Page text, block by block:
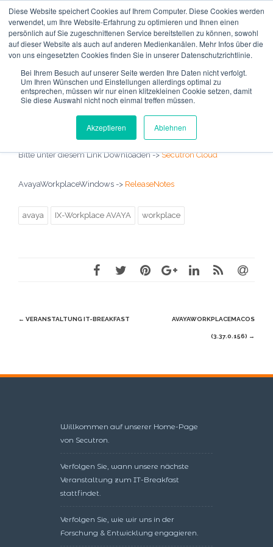
Diese Website speichert Cookies auf Ihrem Computer. Diese Cookies werden
verwendet, um Ihre Website-Erfahrung zu optimieren und Ihnen einen
persönlich auf Sie zugeschnittenen Service bereitstellen zu können, sowohl
auf dieser Website als auch auf anderen Medienkanälen. Mehr Infos über die
von uns eingesetzten Cookies finden Sie in unserer Datenschutzrichtlinie.
Bei Ihrem Besuch auf unserer Seite werden Ihre Daten nicht verfolgt.
Um Ihren Wünschen und Einstellungen allerdings optimal zu
entsprechen, müssen wir nur einen klitzekleinen Cookie setzen, damit
Sie diese Auswahl nicht noch einmal treffen müssen.
Akzeptieren Ablehnen
AvayaWorkplaceWindows (3.37.0.156)
neue Version Avaya XI-Workplace Setup 3.37.0.156.26
Bitte unter diesem Link Downloaden ->Secutron Cloud
AvayaWorkplaceWindows -> ReleaseNotes
avaya IX-Workplace AVAYA workplace
Beitragsnavigation
← VERANSTALTUNG IT-BREAKFAST AVAYAWORKPLACEMACOS
(3.37.0.156) →
Willkommen auf unserer Home-Page
von Secutron.
Verfolgen Sie, wann unsere nächste
Veranstaltung zum IT-Breakfast
stattfindet.
Verfolgen Sie, wie wir uns in der
Forschung & Entwicklung engagieren.